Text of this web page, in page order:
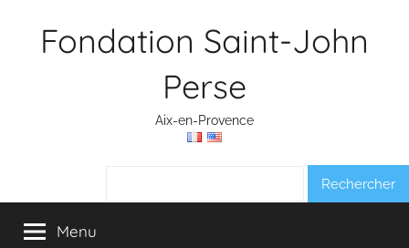
Fondation Saint-John
Perse
Aix-en-Provence
Menu